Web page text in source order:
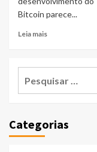
Bitcoin parece...
Leia mais
Categorias